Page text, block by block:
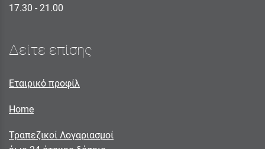
17.30 - 21.00
Δείτε επίσης
Εταιρικό προφίλ
Home
Τραπεζικοί Λογαριασμοί